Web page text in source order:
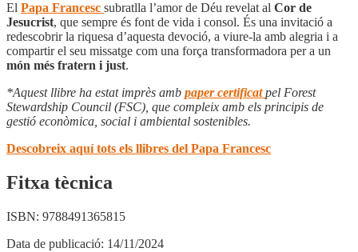
El Papa Francesc subratlla l’amor de Déu revelat al Cor de
Jesucrist, que sempre és font de vida i consol. És una invitació a
redescobrir la riquesa d’aquesta devoció, a viure-la amb alegria i a
compartir el seu missatge com una força transformadora per a un
món més fratern i just.
*Aquest llibre ha estat imprès amb paper certificatpel Forest
Stewardship Council (FSC), que compleix amb els principis de
gestió econòmica, social i ambiental sostenibles.
Descobreix aquí tots els llibres del Papa Francesc
Fitxa tècnica
ISBN: 9788491365815
Data de publicació: 14/11/2024